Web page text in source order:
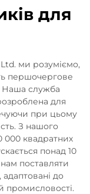
для
ми розуміємо,
першочергове
Наша служба
для
при цьому
З нашого
квадратних
понад 10
поставляти
до
промисловості.